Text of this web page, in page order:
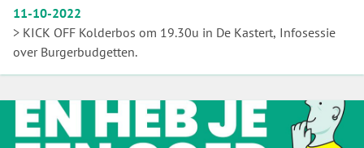
11-10-2022
> KICK OFF Kolderbos om 19.30u in De Kastert, Infosessie
over Burgerbudgetten.